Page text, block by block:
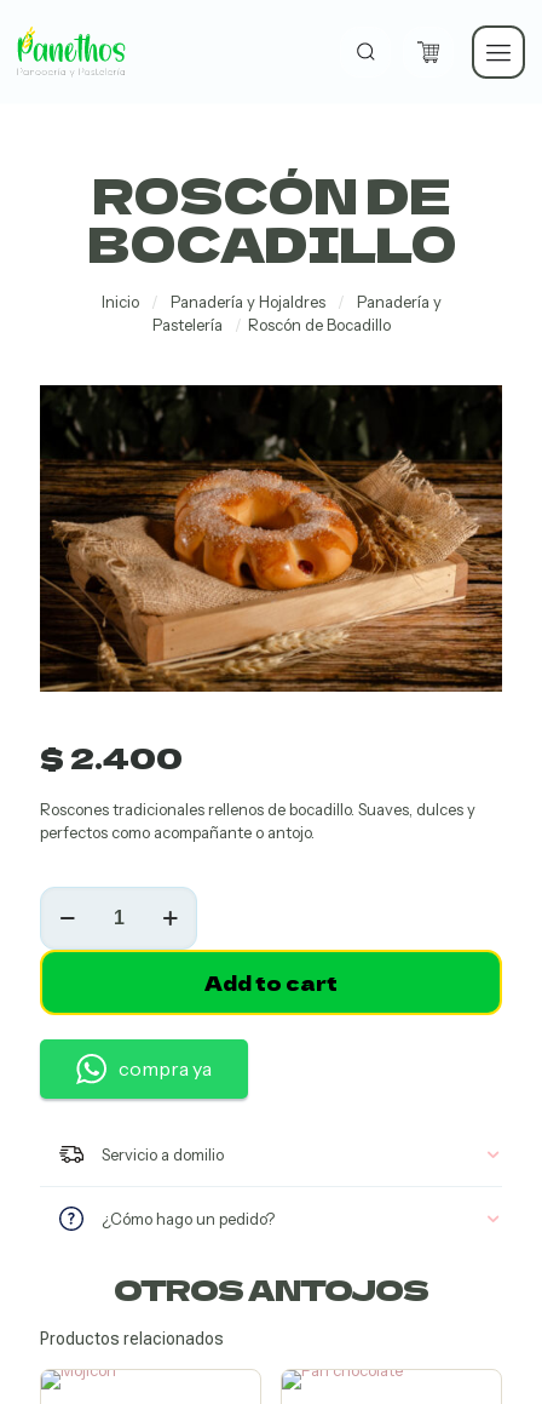
ROSCÓN DE
BOCADILLO
Inicio / Panadería y Hojaldres /
Panadería y
Pastelería
/ Roscón de Bocadillo
$ 2.400
Roscones tradicionales rellenos de bocadillo. Suaves, dulces y
perfectos como acompañante o antojo.
Roscón
Bocadillo
cantidad
Add to cart
compra ya
Servicio a domilio
¿Cómo hago un pedido?
OTROS ANTOJOS
Productos relacionados
Panadería
y
Hojaldres